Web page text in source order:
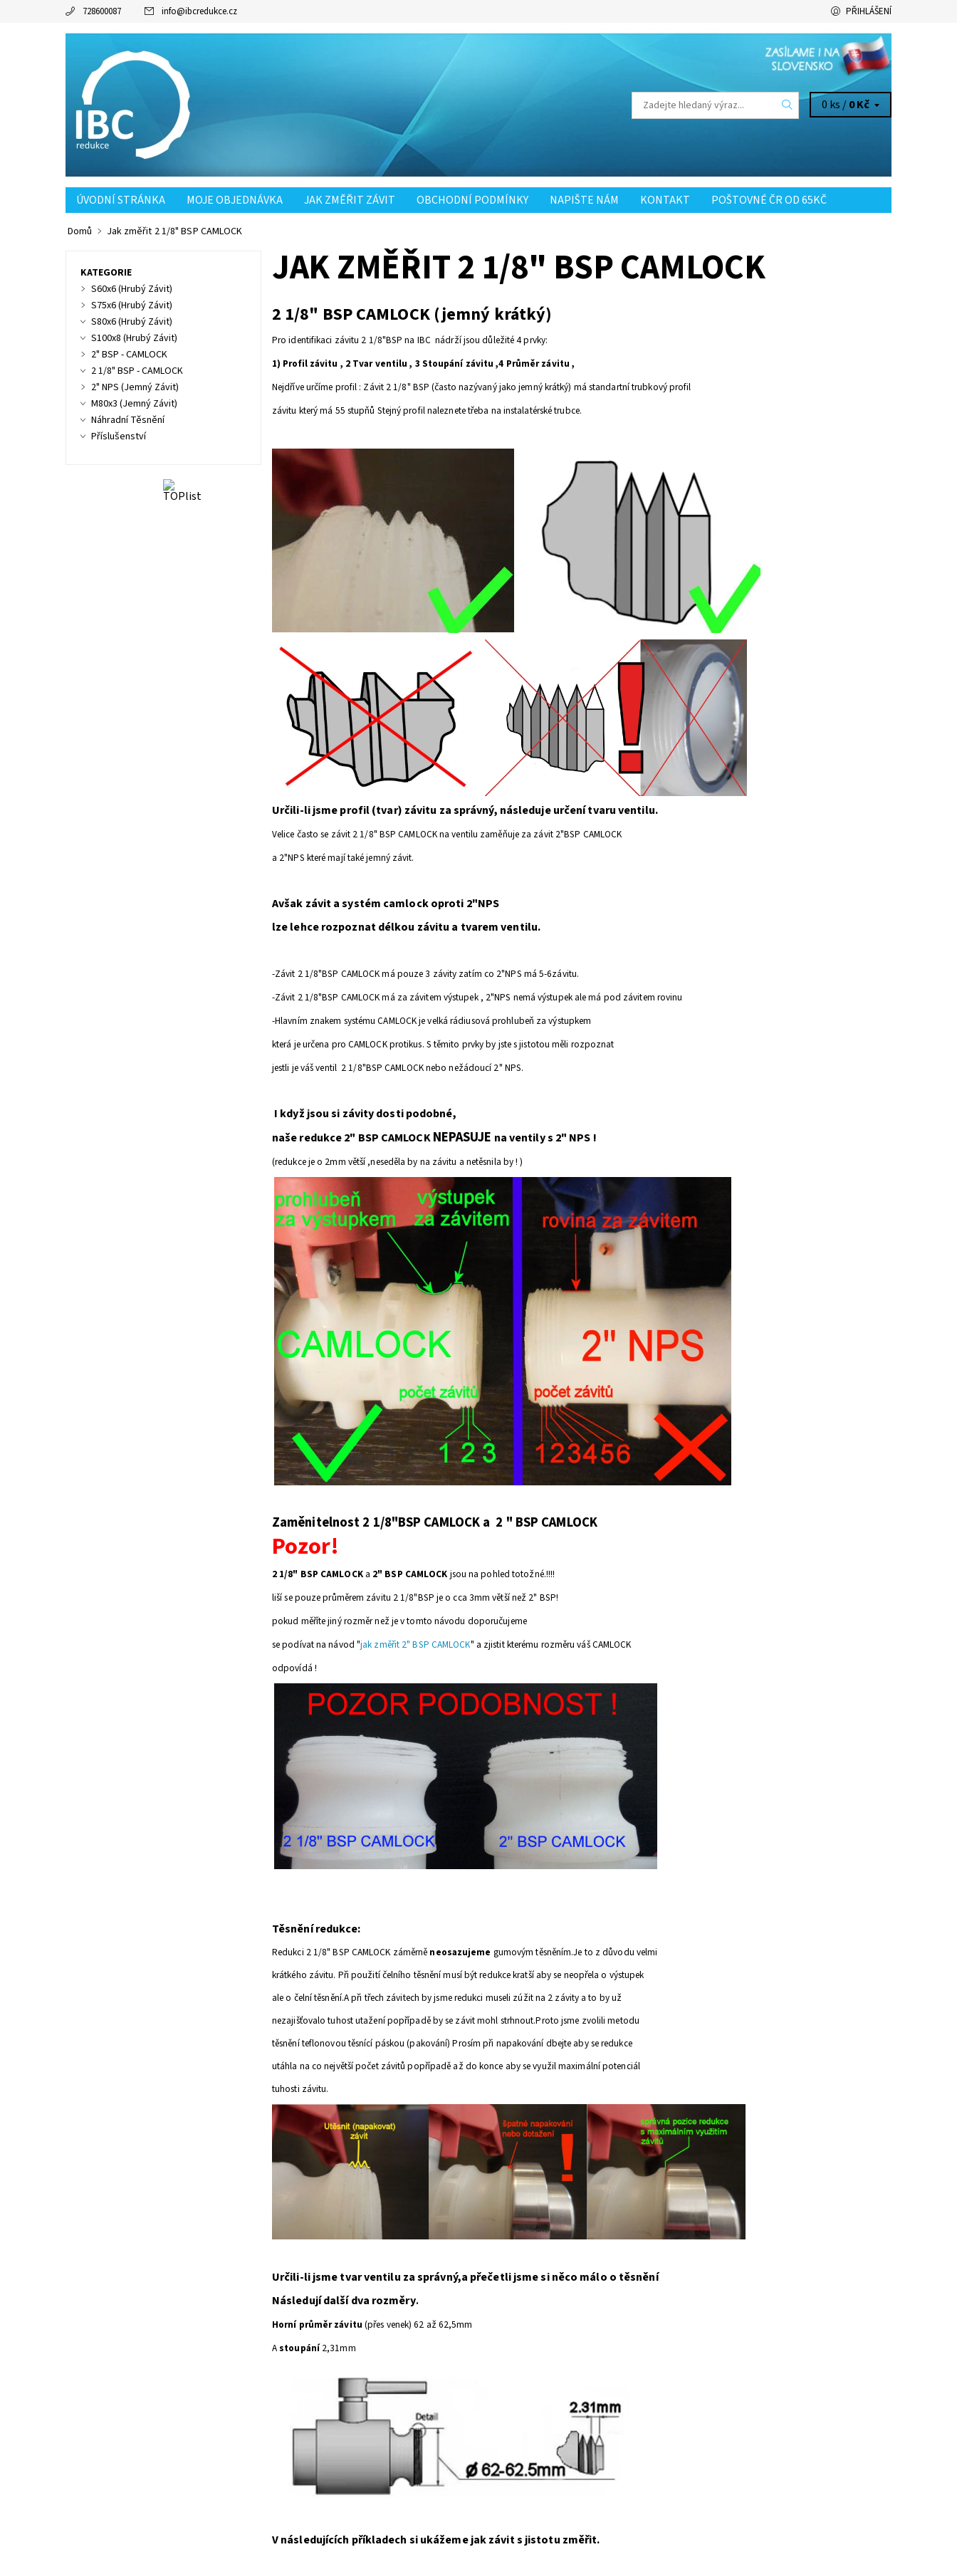
728600087 info@ibcredukce.cz PŘIHLÁŠENÍ
0 ks /0 Kč
ÚVODNÍ STRÁNKA MOJE OBJEDNÁVKA JAK ZMĚŘIT ZÁVIT OBCHODNÍ PODMÍNKY NAPIŠTE NÁM KONTAKT
POŠTOVNÉ ČR OD 65KČ
POŠTOVNÉ SK OD 90KČ
Domů Jak změřit 2 1/8" BSP CAMLOCK
JAK ZMĚŘIT 2 1/8" BSP CAMLOCK
2 1/8" BSP CAMLOCK (jemný krátký)
Pro identifikaci závitu 2 1/8"BSP na IBC nádrží jsou důležité 4 prvky:
1) Profil závitu , 2 Tvar ventilu , 3 Stoupání závitu ,4 Průměr závitu ,
Nejdříve určíme profil : Závit 2 1/8" BSP (často nazývaný jako jemný krátký) má standartní trubkový profil
závitu který má 55 stupňů Stejný profil naleznetetřeba na instalatérské trubce.
Určili-li jsme profil (tvar) závitu za správný, následuje určení tvaru ventilu.
Velice často se závit 2 1/8" BSP CAMLOCK na ventilu zaměňuje za závit 2"BSP CAMLOCK
a 2"NPS které mají také jemný závit.
Avšak závit a systém camlock oproti 2"NPS
lze lehce rozpoznat délkou závitu a tvarem ventilu.
-Závit 2 1/8"BSP CAMLOCK má pouze 3 závity zatím co 2"NPS má 5-6závitu.
-Závit 2 1/8"BSP CAMLOCK má za závitem výstupek , 2"NPS nemá výstupek ale má pod závitem rovinu
-Hlavním znakem systému CAMLOCK je velká rádiusová prohlubeň za výstupkem
která je určena pro CAMLOCK protikus. S těmito prvky by jste s jistotou měli rozpoznat
jestli je váš ventil 2 1/8"BSP CAMLOCK nebo nežádoucí 2" NPS.
I když jsou si závity dosti podobné,
naše redukce 2" BSP CAMLOCKNEPASUJE na ventily s 2" NPS !
(redukce je o 2mm větší ,neseděla by na závitu a netěsnila by ! )
Zaměnitelnost 2 1/8"BSP CAMLOCK a 2 " BSP CAMLOCK
Pozor!
2 1/8" BSP CAMLOCKa 2" BSP CAMLOCK jsou na pohled totožné.!!!!
liší se pouze průměrem závitu 2 1/8"BSP je o cca 3mm větší než 2" BSP!
pokud měříte jiný rozměr než je v tomto návodu doporučujeme
se podívat na návod "jak změřit 2" BSP CAMLOCK" a zjistit kterému rozměru váš CAMLOCK
odpovídá !
Těsnění redukce:
Redukci 2 1/8" BSP CAMLOCK záměrně neosazujeme gumovým těsněním.Je to z důvodu velmi
krátkého závitu. Při použití čelního těsnění musí být redukce kratší aby se neopřela o výstupek
ale o čelní těsnění.A při třech závitech by jsme redukci museli zúžit na 2 závity a to by už
nezajišťovalo tuhost utažení popřípadě by se závit mohl strhnout.Proto jsme zvolili metodu
těsnění teflonovou těsnící páskou (pakování) Prosím při napakování dbejte aby se redukce
utáhla na co největší počet závitů popřípadě až do konce aby se využil maximální potenciál
tuhosti závitu.
Určili-li jsme tvar ventilu za správný,a přečetli jsme si něco málo o těsnění
Následují další dva rozměry.
Horní průměr závitu (přes venek) 62 až 62,5mm
Astoupání2,31mm
V následujících příkladech si ukážeme jak závit s jistotu změřit.
KATEGORIE
S60x6 (Hrubý Závit)
S75x6 (Hrubý Závit)
S80x6 (Hrubý Závit)
S100x8 (Hrubý Závit)
2" BSP - CAMLOCK
2 1/8" BSP - CAMLOCK
2" NPS (Jemný Závit)
M80x3 (Jemný Závit)
Náhradní Těsnění
Příslušenství